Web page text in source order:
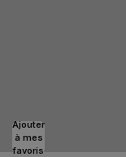
Ajouter
à mes
favoris